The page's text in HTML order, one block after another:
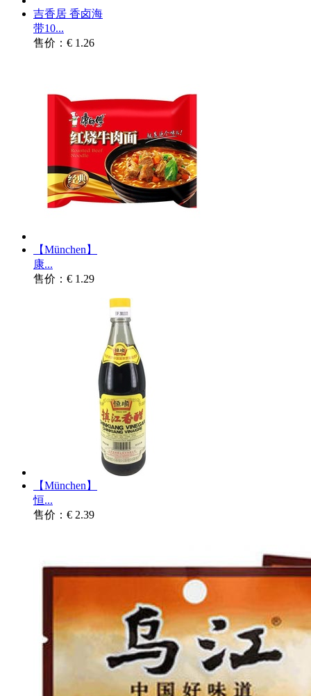
吉香居 香卤海
带10...
售价：€ 1.26
【München】
康...
售价：€ 1.29
【München】
恒...
售价：€ 2.39